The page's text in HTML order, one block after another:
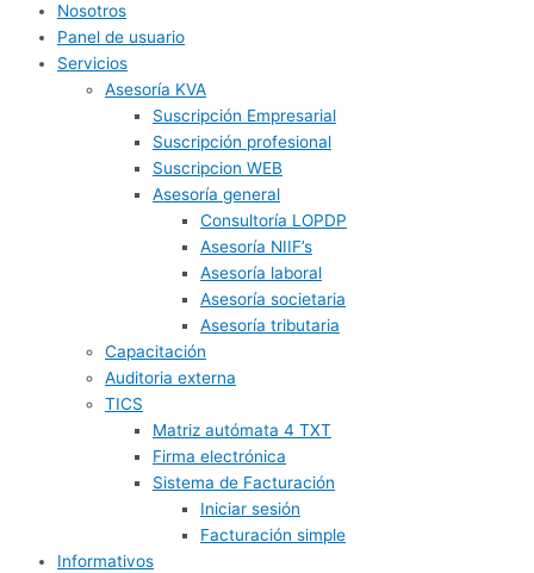
Nosotros
Panel de usuario
Servicios
Asesoría KVA
Suscripción Empresarial
Suscripción profesional
Suscripcion WEB
Asesoría general
Consultoría LOPDP
Asesoría NIIF’s
Asesoría laboral
Asesoría societaria
Asesoría tributaria
Capacitación
Auditoria externa
TICS
Matriz autómata 4 TXT
Firma electrónica
Sistema de Facturación
Iniciar sesión
Facturación simple
Informativos